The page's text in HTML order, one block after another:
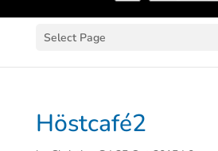
Select Page
Höstcafé2